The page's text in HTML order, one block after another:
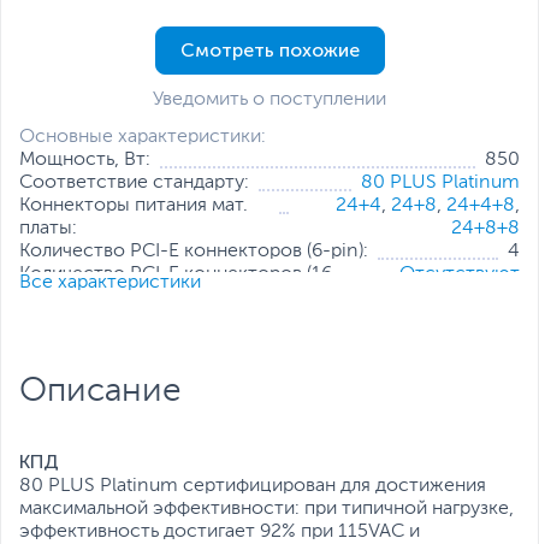
Основные характеристики:
Мощность, Вт:
850
Соответствие стандарту:
80 PLUS Platinum
Коннекторы питания мат.
платы:
24+4, 24+8, 24+4+8,
24+8+8
Количество PCI-E коннекторов (6-pin):
4
Количество PCI-E коннекторов (16-
Отсутствуют
Особенности:
Все характеристики
Все характеристики
Смотреть похожие
Уведомить о поступлении
Описание
КПД
80 PLUS Platinum сертифицирован для достижения
максимальной эффективности: при типичной нагрузке,
эффективность достигает 92% при 115VAC и